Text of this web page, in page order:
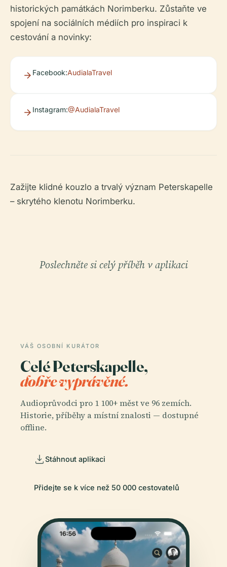
historických památkách Norimberku. Zůstaňte ve
spojení na sociálních médiích pro inspiraci k
cestování a novinky:
Facebook:AudialaTravel
Instagram:@AudialaTravel
Zažijte klidné kouzlo a trvalý význam Peterskapelle
– skrytého klenotu Norimberku.
Poslechněte si celý příběh v aplikaci
VÁŠ OSOBNÍ KURÁTOR
Celé Peterskapelle,
dobře vyprávěné.
Audioprůvodci pro 1 100+ měst ve 96 zemích.
Historie, příběhy a místní znalosti — dostupné
offline.
Stáhnout aplikaci
Přidejte se k více než 50 000 cestovatelů